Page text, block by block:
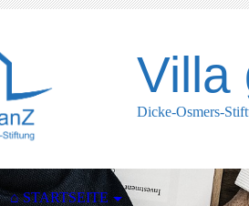
Villa
Dicke-Osmers-
⌂ STARTSEITE